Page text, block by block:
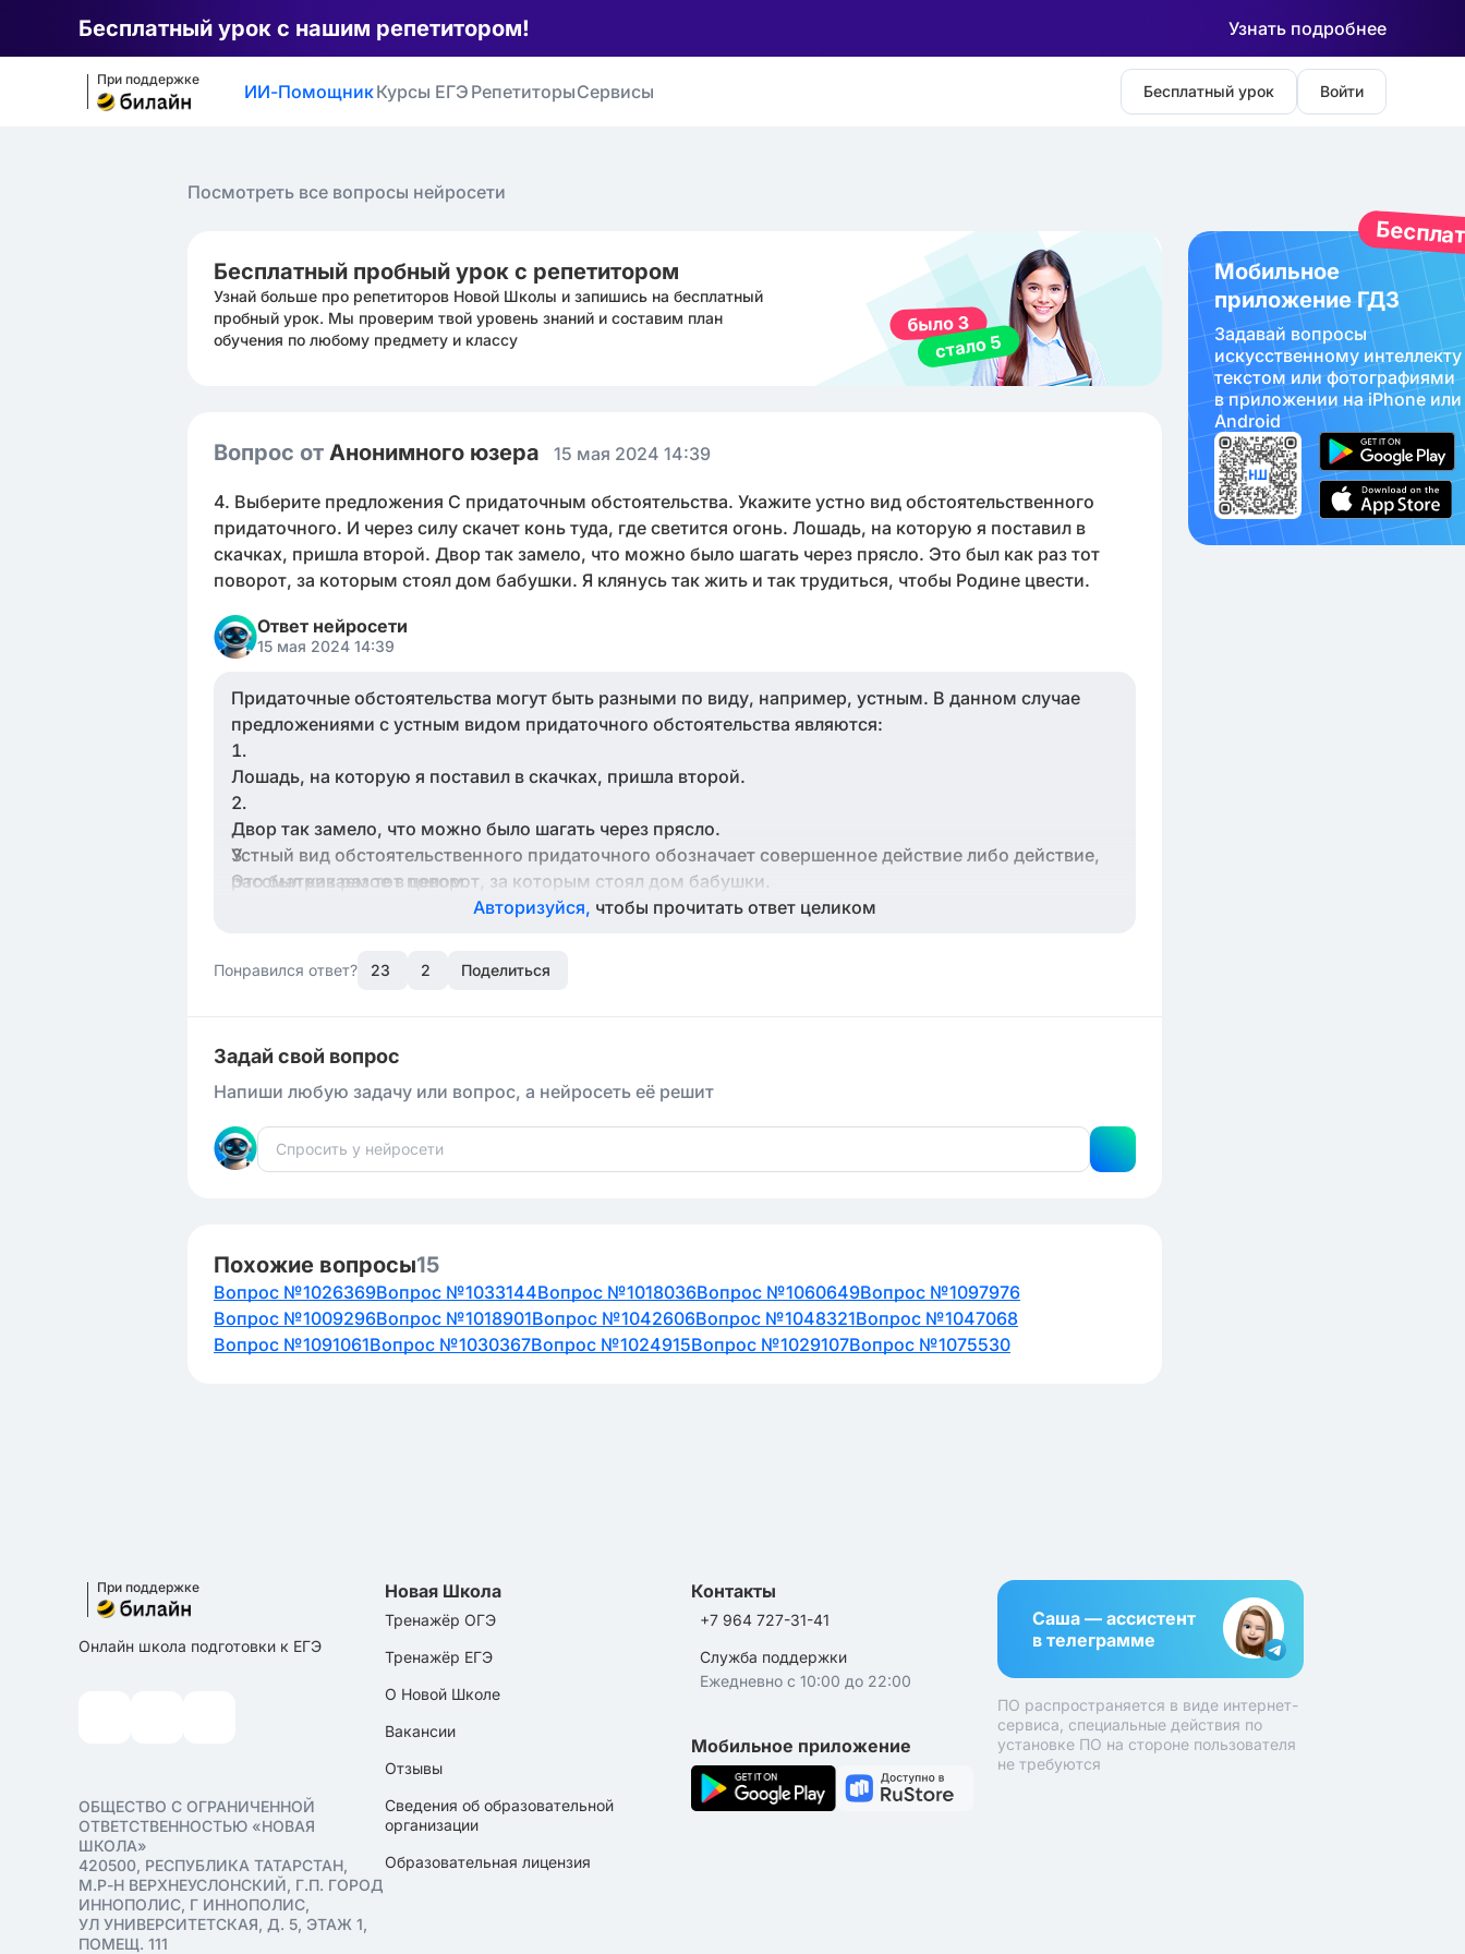
Бесплатный урок с нашим репетитором! Узнать подробнее
При поддержке
ИИ-ПомощникКурсы ЕГЭ РепетиторыСервисы Бесплатный урок Войти
Посмотреть все вопросы нейросети
Бесплатный пробный урок с репетитором
Узнай больше про репетиторов Новой Школы и запишись на бесплатный
пробный урок. Мы проверим твой уровень знаний и составим план
обучения по любому предмету и классу
Вопрос от Анонимного юзера 15 мая 2024 14:39
4. Выберите предложения C придаточным обстоятельства. Укажите устно вид обстоятельственного
придаточного. И через силу скачет конь туда, где светится огонь. Лошадь, на которую я поставил в
скачках, пришла второй. Двор так замело, что можно было шагать через прясло. Это был как раз тот
поворот, за которым стоял дом бабушки. Я клянусь так жить и так трудиться, чтобы Родине цвести.
Ответ нейросети
15 мая 2024 14:39
Придаточные обстоятельства могут быть разными по виду, например, устным. В данном случае
предложениями с устным видом придаточного обстоятельства являются:
Лошадь, на которую я поставил в скачках, пришла второй.
Двор так замело, что можно было шагать через прясло.
Это был как раз тот поворот, за которым стоял дом бабушки.
Устный вид обстоятельственного придаточного обозначает совершенное действие либо действие,
рассматриваемое в целом.
Авторизуйся, чтобы прочитать ответ целиком
Понравился ответ? 23 2 Поделиться
Задай свой вопрос
Напиши любую задачу или вопрос, а нейросеть её решит
Похожие вопросы15
Вопрос №1026369Вопрос №1033144Вопрос №1018036Вопрос №1060649Вопрос №1097976
Вопрос №1009296Вопрос №1018901Вопрос №1042606Вопрос №1048321Вопрос №1047068
Вопрос №1091061Вопрос №1030367Вопрос №1024915Вопрос №1029107Вопрос №1075530
Мобильное
приложение ГДЗ
Задавай вопросы
искуcственному интеллекту
текстом или фотографиями
в приложении на iPhone или
Android
При поддержке
Онлайн школа подготовки к ЕГЭ
ОБЩЕСТВО С ОГРАНИЧЕННОЙ
ОТВЕТСТВЕННОСТЬЮ «НОВАЯ
ШКОЛА»
420500, РЕСПУБЛИКА ТАТАРСТАН,
М.Р-Н ВЕРХНЕУСЛОНСКИЙ, Г.П. ГОРОД
ИННОПОЛИС, Г ИННОПОЛИС,
УЛ УНИВЕРСИТЕТСКАЯ, Д. 5, ЭТАЖ 1,
ПОМЕЩ. 111
Новая Школа
Тренажёр ОГЭ
Тренажёр ЕГЭ
О Новой Школе
Вакансии
Отзывы
Сведения об образовательной
организации
Образовательная лицензия
Контакты
+7 964 727-31-41
Служба поддержки
Ежедневно с 10:00 до 22:00
Мобильное приложение
Саша — ассистент
в телеграмме
ПО распространяется в виде интернет-
сервиса, специальные действия по
установке ПО на стороне пользователя
не требуются